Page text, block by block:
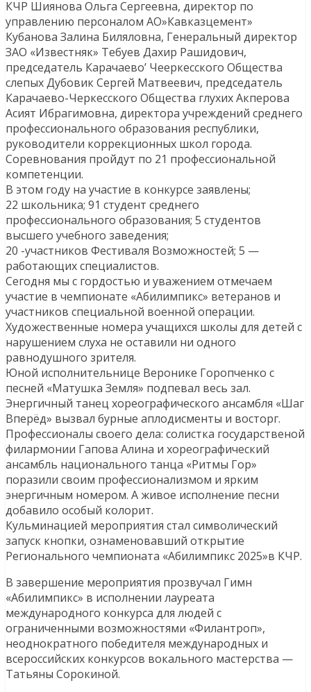
КЧР Шиянова Ольга Сергеевна, директор по
управлению персоналом АО»Кавказцемент»
Кубанова Залина Биляловна, Генеральный директор
ЗАО «Известняк» Тебуев Дахир Рашидович,
председатель Карачаево’ Чееркесского Общества
слепых Дубовик Сергей Матвеевич, председатель
Карачаево-Черкесского Общества глухих Акперова
Асият Ибрагимовна, директора учреждений среднего
профессионального образования республики,
руководители коррекционных школ города.
Соревнования пройдут по 21 профессиональной
компетенции.
В этом году на участие в конкурсе заявлены;
22 школьника; 91 студент среднего
профессионального образования; 5 студентов
высшего учебного заведения;
20 -участников Фестиваля Возможностей; 5 —
работающих специалистов.
Сегодня мы с гордостью и уважением отмечаем
участие в чемпионате «Абилимпикс» ветеранов и
участников специальной военной операции.
Художественные номера учащихся школы для детей с
нарушением слуха не оставили ни одного
равнодушного зрителя.
Юной исполнительнице Веронике Горопченко с
песней «Матушка Земля» подпевал весь зал.
Энергичный танец хореографического ансамбля «Шаг
Вперёд» вызвал бурные аплодисменты и восторг.
Профессионалы своего дела: солистка государственой
филармонии Гапова Алина и хореографический
ансамбль национального танца «Ритмы Гор»
поразили своим профессионализмом и ярким
энергичным номером. А живое исполнение песни
добавило особый колорит.
Кульминацией мероприятия стал символический
запуск кнопки, ознаменовавший открытие
Регионального чемпионата «Абилимпикс 2025»в КЧР.
В завершение мероприятия прозвучал Гимн
«Абилимпикс» в исполнении лауреата
международного конкурса для людей с
ограниченными возможностями «Филантроп»,
неоднократного победителя международных и
всероссийских конкурсов вокального мастерства —
Татьяны Сорокиной.